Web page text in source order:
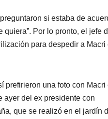
si estaba de
Por lo pronto, el jefe
para despedir a Macri
prefirieron una foto con Macri
ayer del ex presidente con
que se realizó en el jardín